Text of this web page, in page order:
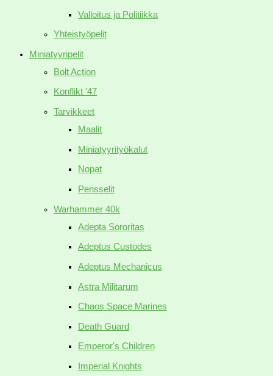
Valloitus ja Politiikka
Yhteistyöpelit
Miniatyyripelit
Bolt Action
Konflikt '47
Tarvikkeet
Maalit
Miniatyyrityökalut
Nopat
Pensselit
Warhammer 40k
Adepta Sororitas
Adeptus Custodes
Adeptus Mechanicus
Astra Militarum
Chaos Space Marines
Death Guard
Emperor's Children
Imperial Knights